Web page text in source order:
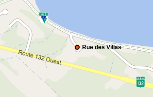
Rue des Villas